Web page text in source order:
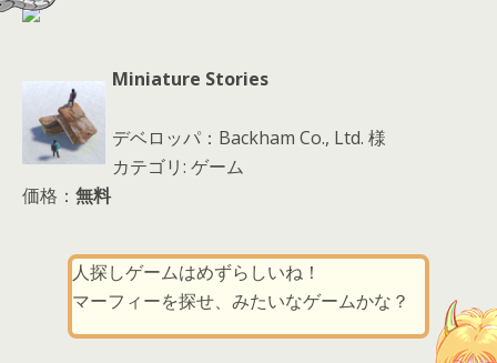
Miniature Stories
デベロッパ：Backham Co., Ltd. 様
カテゴリ: ゲーム
価格： 無料
人探しゲームはめずらしいね！
マーフィーを探せ、みたいなゲームかな？